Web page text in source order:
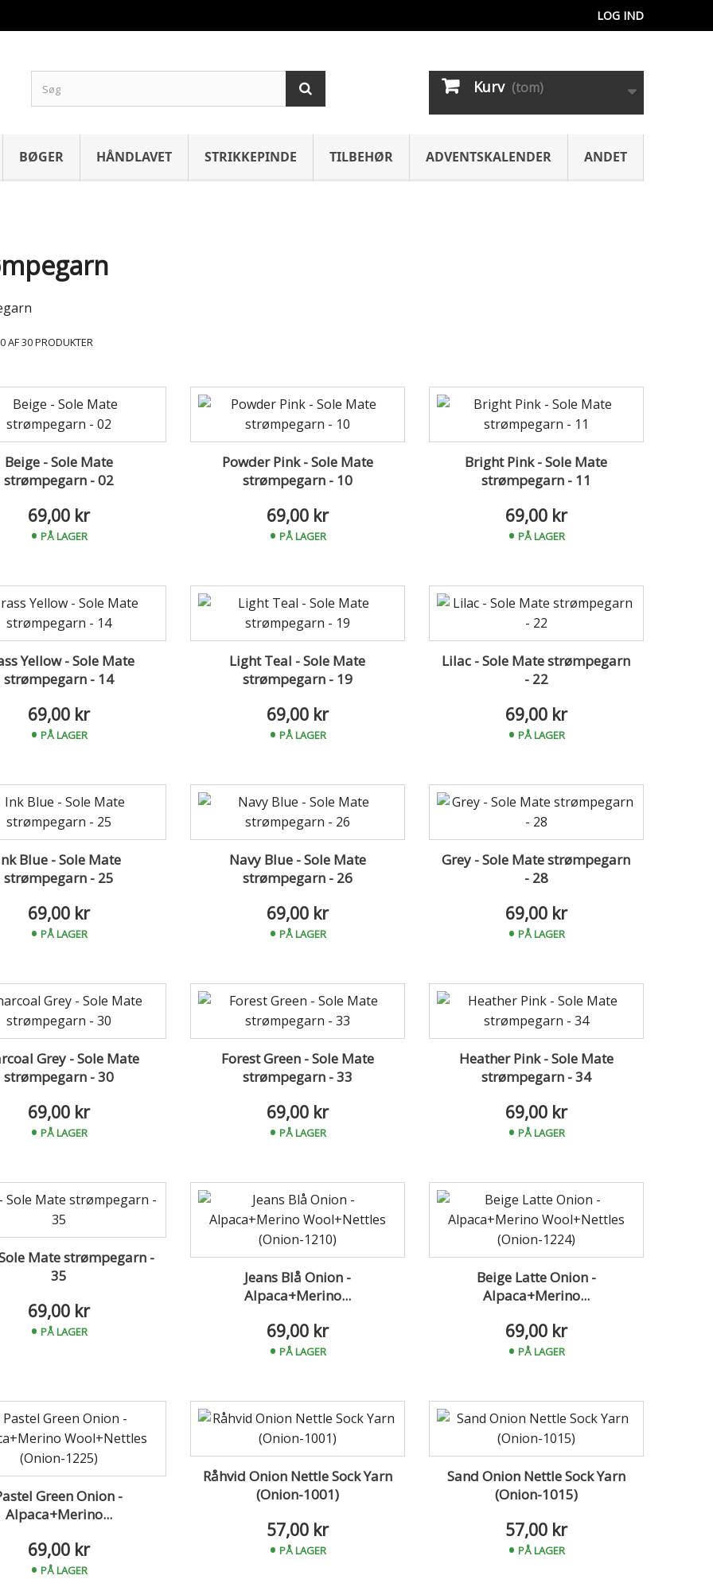
LOG IND
Kurv (tom)
BØGER HÅNDLAVET STRIKKEPINDE TILBEHØR ADVENTSKALENDER ANDET
AF 30 PRODUKTER
Beige - Sole Mate
strømpegarn - 02
69,00 kr
PÅ LAGER
Powder Pink - Sole Mate
strømpegarn - 10
69,00 kr
PÅ LAGER
Bright Pink - Sole Mate
strømpegarn - 11
69,00 kr
PÅ LAGER
Yellow - Sole Mate
strømpegarn - 14
69,00 kr
PÅ LAGER
Light Teal - Sole Mate
strømpegarn - 19
69,00 kr
PÅ LAGER
Lilac - Sole Mate strømpegarn
- 22
69,00 kr
PÅ LAGER
Blue - Sole Mate
strømpegarn - 25
69,00 kr
PÅ LAGER
Navy Blue - Sole Mate
strømpegarn - 26
69,00 kr
PÅ LAGER
Grey - Sole Mate strømpegarn
- 28
69,00 kr
PÅ LAGER
Grey - Sole Mate
strømpegarn - 30
69,00 kr
PÅ LAGER
Forest Green - Sole Mate
strømpegarn - 33
69,00 kr
PÅ LAGER
Heather Pink - Sole Mate
strømpegarn - 34
69,00 kr
PÅ LAGER
Mate strømpegarn -
35
69,00 kr
PÅ LAGER
Jeans Blå Onion -
Alpaca+Merino...
69,00 kr
PÅ LAGER
Beige Latte Onion -
Alpaca+Merino...
69,00 kr
PÅ LAGER
Green Onion -
Alpaca+Merino...
69,00 kr
PÅ LAGER
Råhvid Onion Nettle Sock Yarn
(Onion-1001)
57,00 kr
PÅ LAGER
Sand Onion Nettle Sock Yarn
(Onion-1015)
57,00 kr
PÅ LAGER